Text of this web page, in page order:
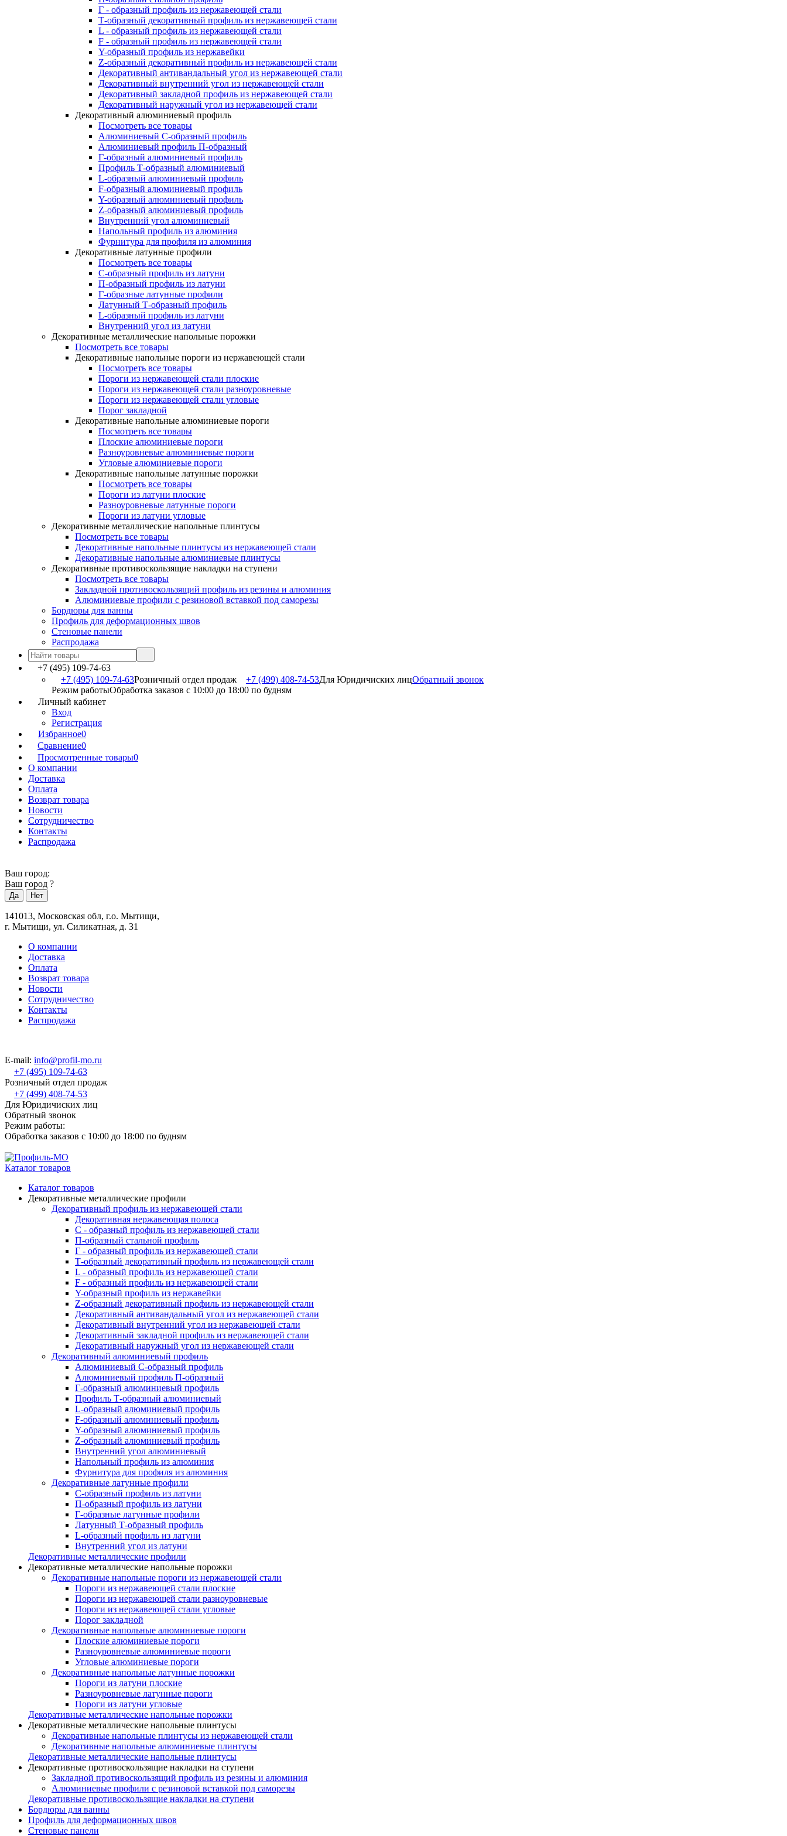
Г - образный профиль из нержавеющей стали
Т-образный декоративный профиль из нержавеющей стали
L - образный профиль из нержавеющей стали
F - образный профиль из нержавеющей стали
Y-образный профиль из нержавейки
Z-образный декоративный профиль из нержавеющей стали
Декоративный антивандальный угол из нержавеющей стали
Декоративный внутренний угол из нержавеющей стали
Декоративный закладной профиль из нержавеющей стали
Декоративный наружный угол из нержавеющей стали
Декоративный алюминиевый профиль
Посмотреть все товары
Алюминиевый С-образный профиль
Алюминиевый профиль П-образный
Г-образный алюминиевый профиль
Профиль Т-образный алюминиевый
L-образный алюминиевый профиль
F-образный алюминиевый профиль
Y-образный алюминиевый профиль
Z-образный алюминиевый профиль
Внутренний угол алюминиевый
Напольный профиль из алюминия
Фурнитура для профиля из алюминия
Декоративные латунные профили
Посмотреть все товары
C-образный профиль из латуни
П-образный профиль из латуни
Г-образные латунные профили
Латунный Т-образный профиль
L-образный профиль из латуни
Внутренний угол из латуни
Декоративные металлические напольные порожки
Посмотреть все товары
Декоративные напольные пороги из нержавеющей стали
Посмотреть все товары
Пороги из нержавеющей стали плоские
Пороги из нержавеющей стали разноуровневые
Пороги из нержавеющей стали угловые
Порог закладной
Декоративные напольные алюминиевые пороги
Посмотреть все товары
Плоские алюминиевые пороги
Разноуровневые алюминиевые пороги
Угловые алюминиевые пороги
Декоративные напольные латунные порожки
Посмотреть все товары
Пороги из латуни плоские
Разноуровневые латунные пороги
Пороги из латуни угловые
Декоративные металлические напольные плинтусы
Посмотреть все товары
Декоративные напольные плинтусы из нержавеющей стали
Декоративные напольные алюминиевые плинтусы
Декоративные противоскользящие накладки на ступени
Посмотреть все товары
Закладной противоскользящий профиль из резины и алюминия
Алюминиевые профили с резиновой вставкой под саморезы
Бордюры для ванны
Профиль для деформационных швов
Стеновые панели
Распродажа
+7 (495) 109-74-63
+7 (495) 109-74-63Розничный отдел продаж +7 (499) 408-74-53Для Юридичиских лицОбратный звонок
Режим работыОбработка заказов с 10:00 до 18:00 по будням
Личный кабинет
Вход
Регистрация
Избранное0
Сравнение0
Просмотренные товары0
О компании
Доставка
Оплата
Возврат товара
Новости
Сотрудничество
Контакты
Распродажа
Ваш город:
Ваш город ?
141013, Московская обл, г.о. Мытищи,
г. Мытищи, ул. Силикатная, д. 31
О компании
Доставка
Оплата
Возврат товара
Новости
Сотрудничество
Контакты
Распродажа
E-mail: info@profil-mo.ru
+7 (495) 109-74-63
Розничный отдел продаж
+7 (499) 408-74-53
Для Юридичиских лиц
Обратный звонок
Режим работы:
Обработка заказов с 10:00 до 18:00 по будням
Каталог товаров
Каталог товаров
Декоративные металлические профили
Декоративный профиль из нержавеющей стали
Декоративная нержавеющая полоса
С - образный профиль из нержавеющей стали
П-образный стальной профиль
Г - образный профиль из нержавеющей стали
Т-образный декоративный профиль из нержавеющей стали
L - образный профиль из нержавеющей стали
F - образный профиль из нержавеющей стали
Y-образный профиль из нержавейки
Z-образный декоративный профиль из нержавеющей стали
Декоративный антивандальный угол из нержавеющей стали
Декоративный внутренний угол из нержавеющей стали
Декоративный закладной профиль из нержавеющей стали
Декоративный наружный угол из нержавеющей стали
Декоративный алюминиевый профиль
Алюминиевый С-образный профиль
Алюминиевый профиль П-образный
Г-образный алюминиевый профиль
Профиль Т-образный алюминиевый
L-образный алюминиевый профиль
F-образный алюминиевый профиль
Y-образный алюминиевый профиль
Z-образный алюминиевый профиль
Внутренний угол алюминиевый
Напольный профиль из алюминия
Фурнитура для профиля из алюминия
Декоративные латунные профили
C-образный профиль из латуни
П-образный профиль из латуни
Г-образные латунные профили
Латунный Т-образный профиль
L-образный профиль из латуни
Внутренний угол из латуни
Декоративные металлические профили
Декоративные металлические напольные порожки
Декоративные напольные пороги из нержавеющей стали
Пороги из нержавеющей стали плоские
Пороги из нержавеющей стали разноуровневые
Пороги из нержавеющей стали угловые
Порог закладной
Декоративные напольные алюминиевые пороги
Плоские алюминиевые пороги
Разноуровневые алюминиевые пороги
Угловые алюминиевые пороги
Декоративные напольные латунные порожки
Пороги из латуни плоские
Разноуровневые латунные пороги
Пороги из латуни угловые
Декоративные металлические напольные порожки
Декоративные металлические напольные плинтусы
Декоративные напольные плинтусы из нержавеющей стали
Декоративные напольные алюминиевые плинтусы
Декоративные металлические напольные плинтусы
Декоративные противоскользящие накладки на ступени
Закладной противоскользящий профиль из резины и алюминия
Алюминиевые профили с резиновой вставкой под саморезы
Декоративные противоскользящие накладки на ступени
Бордюры для ванны
Профиль для деформационных швов
Стеновые панели